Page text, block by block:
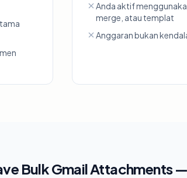
Anda aktif
merge, atau templat
Anggaran bukan
Bulk Gmail Attachments